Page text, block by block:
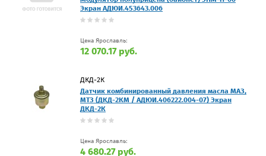
Экран АДЮИ.453643.006
Цена Ярославль:
12 070.17 руб.
ДКД-2К
Датчик комбинированный давления масла МАЗ,
МТЗ (ДКД-2КМ / АДЮИ.406222.004-07) Экран
ДКД-2К
Цена Ярославль:
4 680.27 руб.